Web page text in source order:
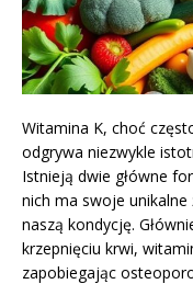
Witamina K, choć
odgrywa niezwykle
Istnieją dwie główne
nich ma swoje unikalne
naszą kondycję.
krzepnięciu krwi,
zapobiegając